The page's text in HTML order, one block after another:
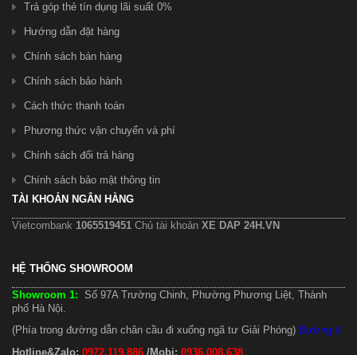
Trả góp thẻ tín dụng lãi suất 0%
Hướng dẫn đặt hàng
Chính sách bán hàng
Chính sách bảo hành
Cách thức thanh toán
Phương thức vận chuyển và phí
Chính sách đổi trả hàng
Chính sách bảo mật thông tin
TÀI KHOẢN NGÂN HÀNG
Vietcombank 1065519451 Chủ tài khoản XE DAP 24H.VN
HỆ THỐNG SHOWROOM
Showroom 1: Số 97A Trường Chinh, Phường Phương Liệt, Thành
phố Hà Nội.
(Phía trong đường dẫn chân cầu đi xuống ngã tư Giải Phóng) Đường đi
Hotline&Zalo: 0972.119.886 /Mobi: 0936.008.638